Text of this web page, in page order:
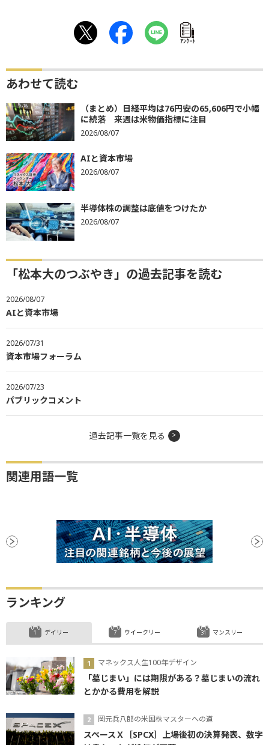
ｱﾝｹｰﾄ
あわせて読む
（まとめ）日経平均は76円安の65,606円で小幅
に続落 来週は米物価指標に注目
2026/08/07
AIと資本市場
2026/08/07
半導体株の調整は底値をつけたか
2026/08/07
「松本大のつぶやき」の過去記事を読む
2026/08/07
AIと資本市場
2026/07/31
資本市場フォーラム
2026/07/23
パブリックコメント
過去記事一覧を見る
関連用語一覧
ランキング
デイリー
マネックス人生100年デザイン
「墓じまい」には期限がある？墓じまいの流れ
とかかる費用を解説
岡元兵八郎の米国株マスターへの道
スペースＸ［SPCX］上場後初の決算発表、数字
ウイークリー マンスリー